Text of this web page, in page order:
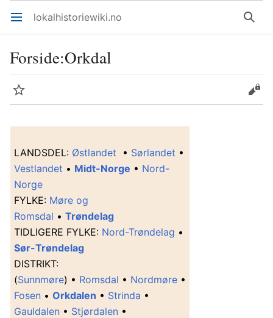
Åpne hovedmenyen lokalhistoriewiki.no Søk
Forside:Orkdal
Overvåk Rediger
LANDSDEL: Østlandet • Sørlandet •
Vestlandet • Midt-Norge • Nord-
Norge
FYLKE: Møre og
Romsdal • Trøndelag
TIDLIGERE FYLKE: Nord-Trøndelag •
Sør-Trøndelag
DISTRIKT:
(Sunnmøre) • Romsdal • Nordmøre •
Fosen • Orkdalen • Strinda •
Gauldalen • Stjørdalen •